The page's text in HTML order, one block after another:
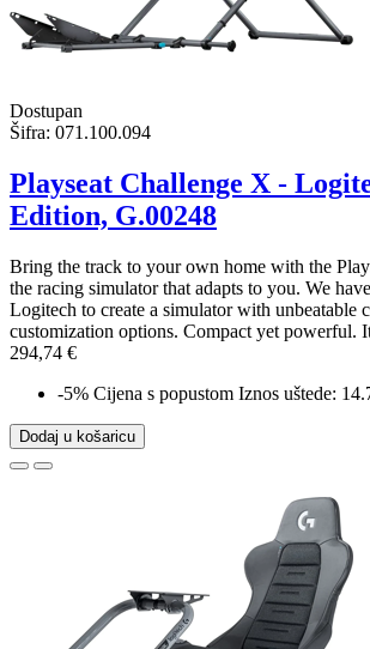
Dostupan
Šifra: 071.100.094
Playseat Challenge X -
Edition, G.00248
Bring the track to your own home with the
the racing simulator that adapts to you. We
Logitech to create a simulator with unbeatable
customization options. Compact yet powerful.
294,74 €
-5% Cijena s popustom Iznos uštede:
Dodaj u košaricu